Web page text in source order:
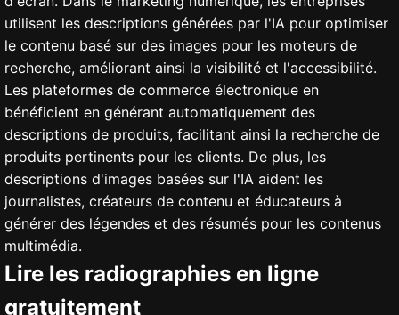
utilisent les descriptions générées par l'IA pour optimiser
le contenu basé sur des images pour les moteurs de
recherche, améliorant ainsi la visibilité et l'accessibilité.
Les plateformes de commerce électronique en
bénéficient en générant automatiquement des
descriptions de produits, facilitant ainsi la recherche de
produits pertinents pour les clients. De plus, les
descriptions d'images basées sur l'IA aident les
journalistes, créateurs de contenu et éducateurs à
générer des légendes et des résumés pour les contenus
multimédia.
Lire les radiographies en ligne
gratuitement